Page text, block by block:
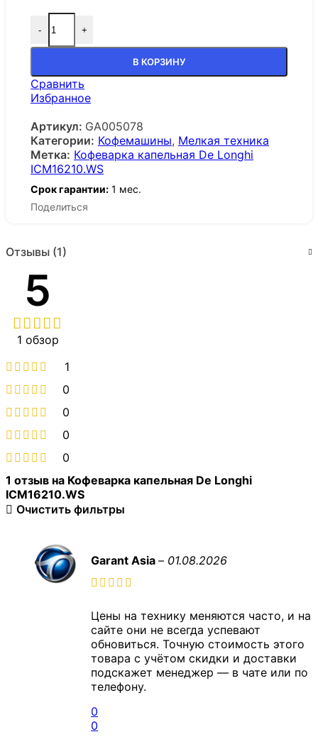
- +
В КОРЗИНУ
Сравнить
Избранное
Артикул: GA005078
Категории: Кофемашины, Мелкая техника
Метка: Кофеварка капельная De Longhi
ICM16210.WS
Срок гарантии: 1 мес.
Поделиться
Отзывы (1)
5
1 обзор
1
0
0
0
0
1 отзыв на Кофеварка капельная De Longhi
ICM16210.WS
Очистить фильтры
Garant Asia – 01.08.2026
Цены на технику меняются часто, и на
сайте они не всегда успевают
обновиться. Точную стоимость этого
товара с учётом скидки и доставки
подскажет менеджер — в чате или по
телефону.
0
0